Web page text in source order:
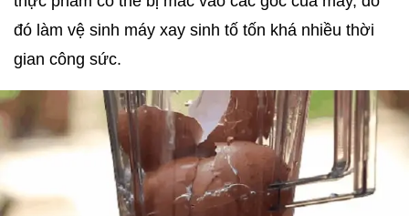
đó làm vệ sinh máy xay sinh tố tốn khá nhiều thời
gian công sức.